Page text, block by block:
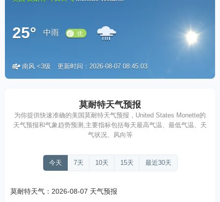
25° 中雨
优
南风 <3级 更新时间：2026-08-07 08:45:03
莫耐特天气预报
为你提供快速准确的美国莫耐特天气预报，United States Monette的
天气预报和气象趋势预测,主要指标包括每天最高气温、最低气温、天
气状况、风向等
今天 7天 10天 15天 最近30天
莫耐特天气：2026-08-07 天气预报